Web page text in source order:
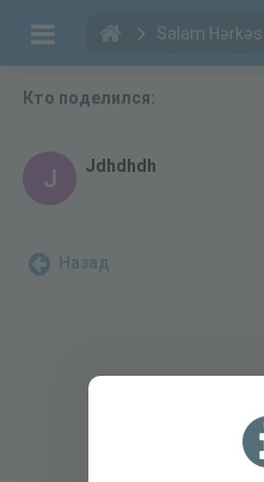
Salam
Кто поделился:
J Jdhdhdh
Назад